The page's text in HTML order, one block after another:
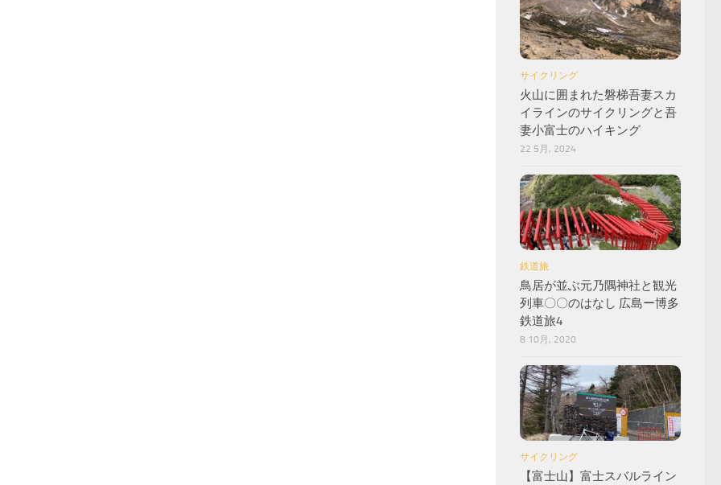
サイクリング
火山に囲まれた磐梯吾妻スカ
イラインのサイクリングと吾
妻小富士のハイキング
22 5月, 2024
鉄道旅
鳥居が並ぶ元乃隅神社と観光
列車〇〇のはなし 広島ー博多
鉄道旅4
8 10月, 2020
サイクリング
【富士山】富士スバルライン